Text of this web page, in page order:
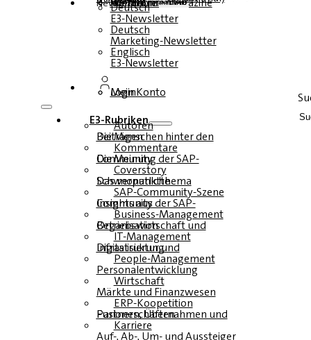
Newsletter
Deutsch
E3-Newsletter
Deutsch
Marketing-Newsletter
Englisch
E3-Newsletter
Login
Mein Konto
E3-Rubriken
Autoren
Die Menschen hinter den Beiträgen
Kommentare
Die Meinung der SAP-Community
Coverstory
Das monatliche Schwerpunktthema
SAP-Community-Szene
Insights aus der SAP-Community
Business-Management
Betriebswirtschaft und Organisation
IT-Management
Infrastruktur und Digitalisierung
People-Management
Personalentwicklung
Wirtschaft
Märkte und Finanzwesen
ERP-Koopetition
Fusionen, Übernahmen und Partnerschaften
Karriere
Auf-, Ab-, Um- und Aussteiger